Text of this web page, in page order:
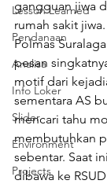
Lesson Learned
Pendanaan
Analisa
Info Loker
Slider
Environment
Projects
gangguan jiwa
rumah sakit jiwa.
Polmas
pesan
motif dari
sementara AS
mencari tahu
membutuhkan
sebentar. Saat
dibawa ke